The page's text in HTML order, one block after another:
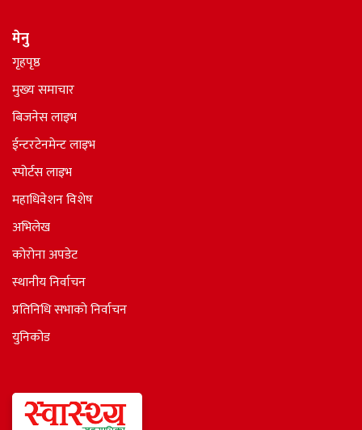
मेनु
गृहपृष्ठ
मुख्य समाचार
बिजनेस लाइभ
ईन्टरटेनमेन्ट लाइभ
स्पोर्टस लाइभ
महाधिवेशन विशेष
अभिलेख
कोरोना अपडेट
स्थानीय निर्वाचन
प्रतिनिधि सभाकाे निर्वाचन
युनिकोड